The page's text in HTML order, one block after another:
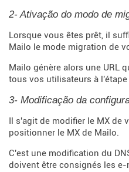
2- Ativação do modo de
Lorsque vous êtes prêt, il
Mailo le mode migration de
Mailo génère alors une URL
tous vos utilisateurs à l'étape
3- Modificação da
Il s'agit de modifier le MX de
positionner le MX de Mailo.
C'est une modification du
doivent être consignés les